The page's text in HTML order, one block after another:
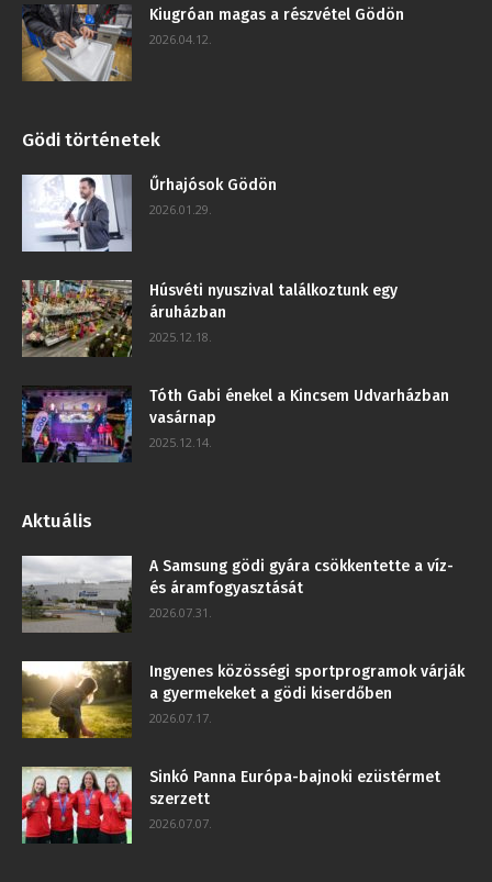
Kiugróan magas a részvétel Gödön
2026.04.12.
Gödi történetek
Űrhajósok Gödön
2026.01.29.
Húsvéti nyuszival találkoztunk egy
áruházban
2025.12.18.
Tóth Gabi énekel a Kincsem Udvarházban
vasárnap
2025.12.14.
Aktuális
A Samsung gödi gyára csökkentette a víz-
és áramfogyasztását
2026.07.31.
Ingyenes közösségi sportprogramok várják
a gyermekeket a gödi kiserdőben
2026.07.17.
Sinkó Panna Európa-bajnoki ezüstérmet
szerzett
2026.07.07.